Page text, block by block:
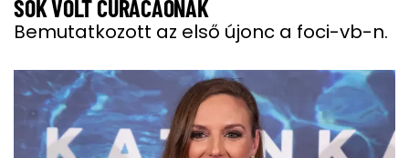
SOK VOLT CURACAÓNAK
Bemutatkozott az első újonc a foci-vb-n.